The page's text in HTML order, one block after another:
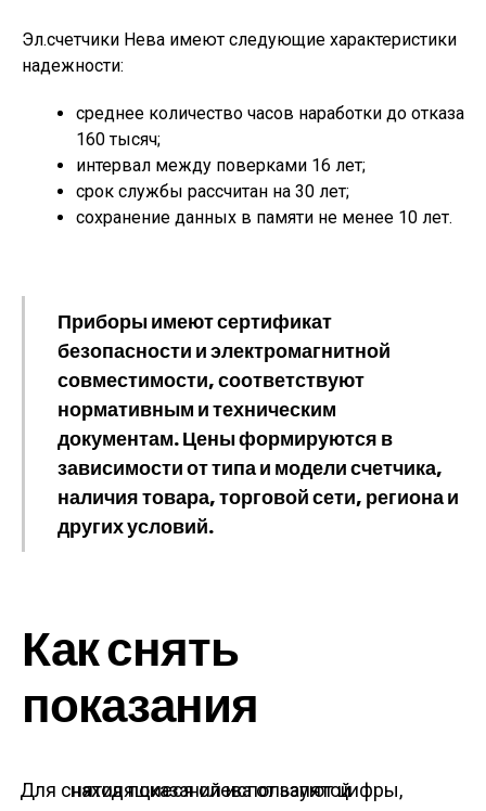
Эл.счетчики Нева имеют следующие характеристики
надежности:
среднее количество часов наработки до отказа
160 тысяч;
интервал между поверками 16 лет;
срок службы рассчитан на 30 лет;
сохранение данных в памяти не менее 10 лет.
Приборы имеют сертификат
безопасности и электромагнитной
совместимости, соответствуют
нормативным и техническим
документам. Цены формируются в
зависимости от типа и модели счетчика,
наличия товара, торговой сети, региона и
других условий.
Как снять
показания
Для снятия показаний используют цифры, находящиеся слева от запятой